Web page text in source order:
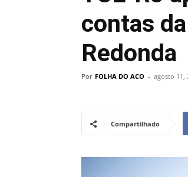
contas
Redonda
Por FOLHA DO ACO - agosto 11,
Compartilhado